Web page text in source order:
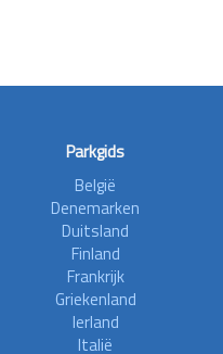
Parkgids
België
Denemarken
Duitsland
Finland
Frankrijk
Griekenland
Ierland
Italië